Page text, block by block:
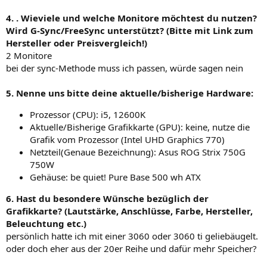
4. . Wieviele und welche Monitore möchtest du nutzen?
Wird G-Sync/FreeSync unterstützt? (Bitte mit Link zum
Hersteller oder Preisvergleich!)
2 Monitore
bei der sync-Methode muss ich passen, würde sagen nein
5. Nenne uns bitte deine aktuelle/bisherige Hardware:
Prozessor (CPU): i5, 12600K
Aktuelle/Bisherige Grafikkarte (GPU): keine, nutze die
Grafik vom Prozessor (Intel UHD Graphics 770)
Netzteil(Genaue Bezeichnung): Asus ROG Strix 750G
750W
Gehäuse: be quiet! Pure Base 500 wh ATX
6. Hast du besondere Wünsche bezüglich der
Grafikkarte? (Lautstärke, Anschlüsse, Farbe, Hersteller,
Beleuchtung etc.)
persönlich hatte ich mit einer 3060 oder 3060 ti geliebäugelt.
oder doch eher aus der 20er Reihe und dafür mehr Speicher?